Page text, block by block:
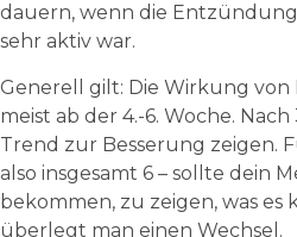
dauern, wenn die
sehr aktiv war.
Generell gilt: Die Wirkung von
meist ab der 4.-6. Woche.
Trend zur Besserung zeigen.
also insgesamt 6 – sollte dein
bekommen, zu zeigen, was es
überlegt man einen Wechsel.